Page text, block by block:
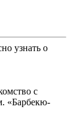
узнать о
с
«Барбекю-